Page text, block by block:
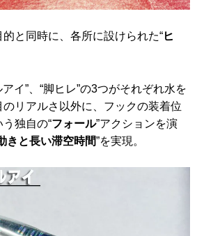
と同時に、各所に設けられた“ヒ
イ”、“脚ヒレ”の3つがそれぞれ水を
リアルさ以外に、フックの装着位
独自の“フォール”アクションを演
きと長い滞空時間”を実現。